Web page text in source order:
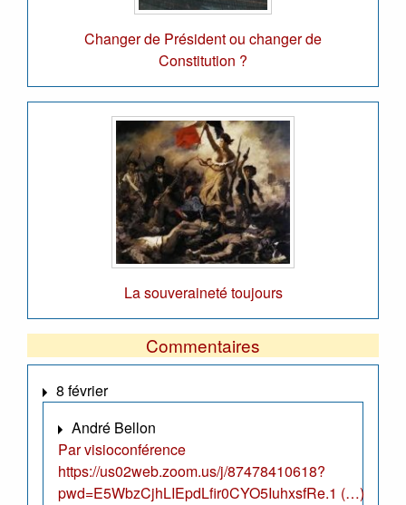
Changer de Président ou changer de
Constitution ?
La souveraineté toujours
Commentaires
8 février
André Bellon
Par visioconférence
https://us02web.zoom.us/j/87478410618?
pwd=E5WbzCjhLIEpdLfir0CYO5IuhxsfRe.1 (…)